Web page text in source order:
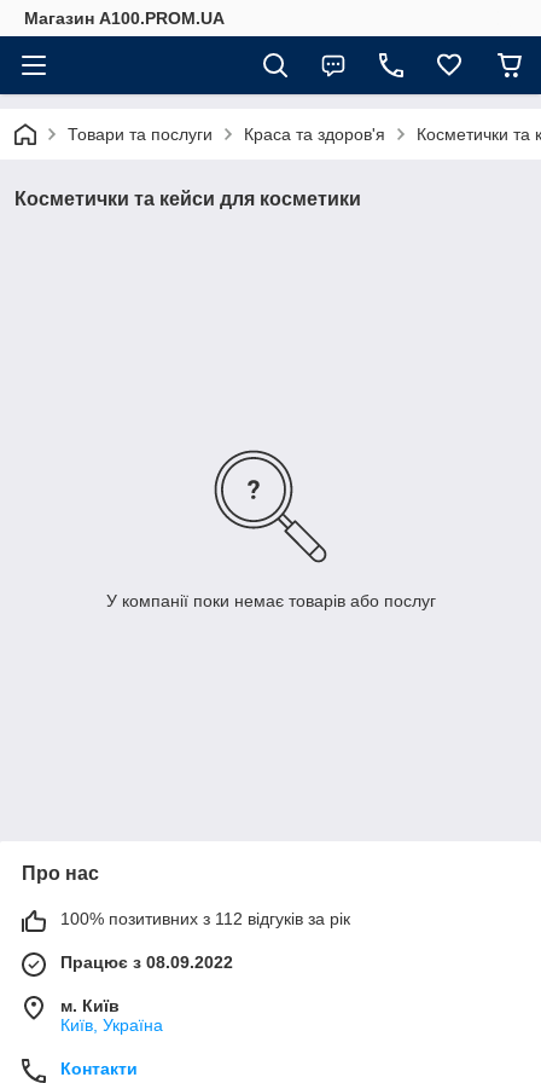
Магазин A100.PROM.UA
Товари та послуги Краса та здоров'я Косметички та
Косметички та кейси для косметики
У компанії поки немає товарів або послуг
Про нас
100% позитивних з 112 відгуків за рік
Працює з 08.09.2022
м. Київ
Київ, Україна
Контакти